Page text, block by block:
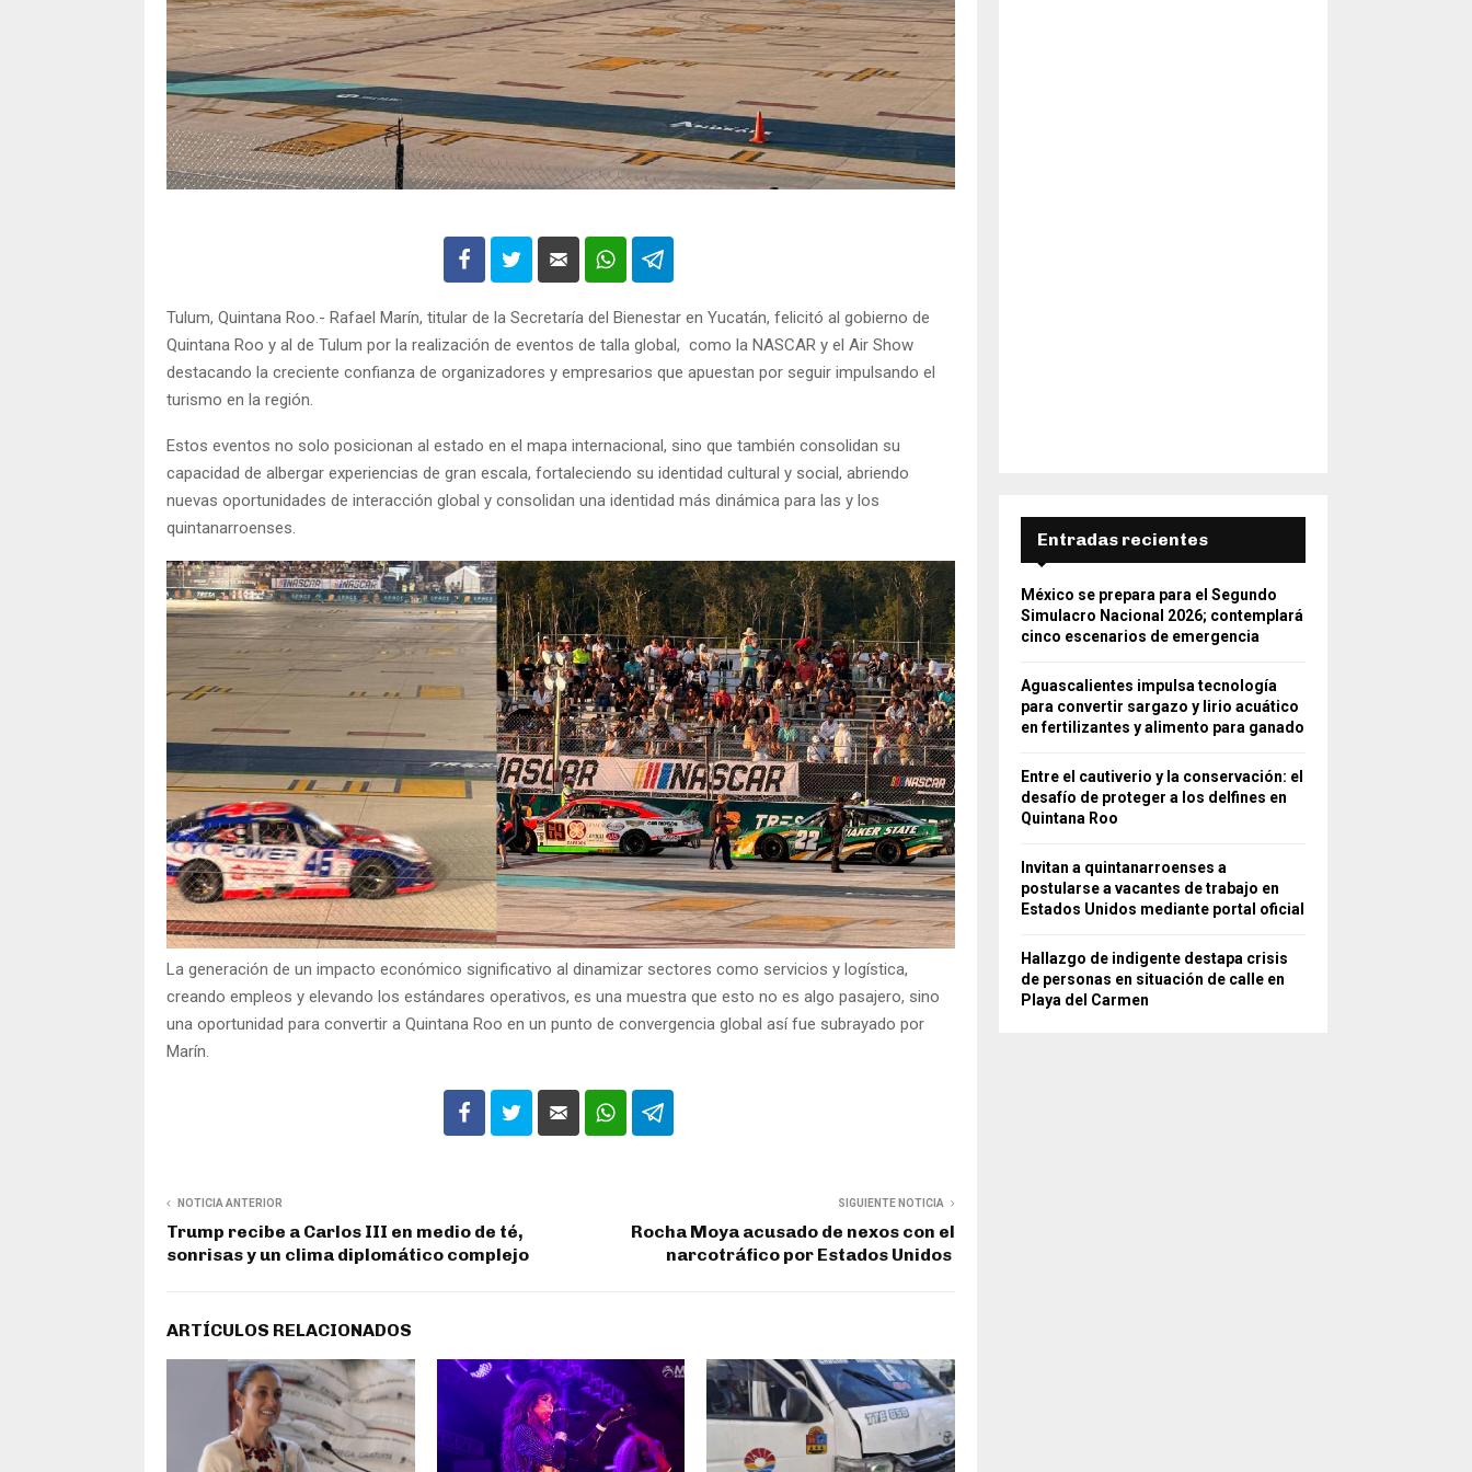
Tulum, Quintana Roo.- Rafael Marín, titular de la Secretaría del Bienestar en Yucatán, felicitó al gobierno de
Quintana Roo y al de Tulum por la realización de eventos de talla global, como la NASCAR y el Air Show
destacando la creciente confianza de organizadores y empresarios que apuestan por seguir impulsando el
turismo en la región.
Estos eventos no solo posicionan al estado en el mapa internacional, sino que también consolidan su
capacidad de albergar experiencias de gran escala, fortaleciendo su identidad cultural y social, abriendo
nuevas oportunidades de interacción global y consolidan una identidad más dinámica para las y los
quintanarroenses.
La generación de un impacto económico significativo al dinamizar sectores como servicios y logística,
creando empleos y elevando los estándares operativos, es una muestra que esto no es algo pasajero, sino
una oportunidad para convertir a Quintana Roo en un punto de convergencia global así fue subrayado por
Marín.
NOTICIA ANTERIOR
Trump recibe a Carlos III en medio de té,
sonrisas y un clima diplomático complejo
SIGUIENTE NOTICIA
Rocha Moya acusado de nexos con el
narcotráfico por Estados Unidos
ARTÍCULOS RELACIONADOS
Entradas recientes
México se prepara para el Segundo
Simulacro Nacional 2026; contemplará
cinco escenarios de emergencia
Aguascalientes impulsa tecnología
para convertir sargazo y lirio acuático
en fertilizantes y alimento para ganado
Entre el cautiverio y la conservación: el
desafío de proteger a los delfines en
Quintana Roo
Invitan a quintanarroenses a
postularse a vacantes de trabajo en
Estados Unidos mediante portal oficial
Hallazgo de indigente destapa crisis
de personas en situación de calle en
Playa del Carmen